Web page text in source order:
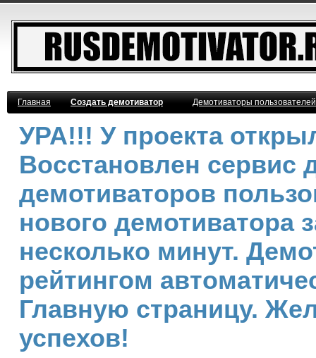
Главная Создать демотиватор Демотиваторы
УРА!!! У проекта
Восстановлен сервис
демотиваторов
нового демотиватора
несколько минут.
рейтингом
Главную страницу.
успехов!